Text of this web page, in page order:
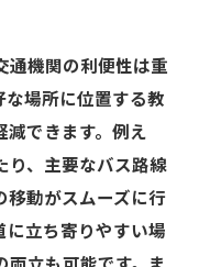
通機関の利便性は重
な場所に位置する教
減できます。例え
り、主要なバス路線
移動がスムーズに行
に立ち寄りやすい場